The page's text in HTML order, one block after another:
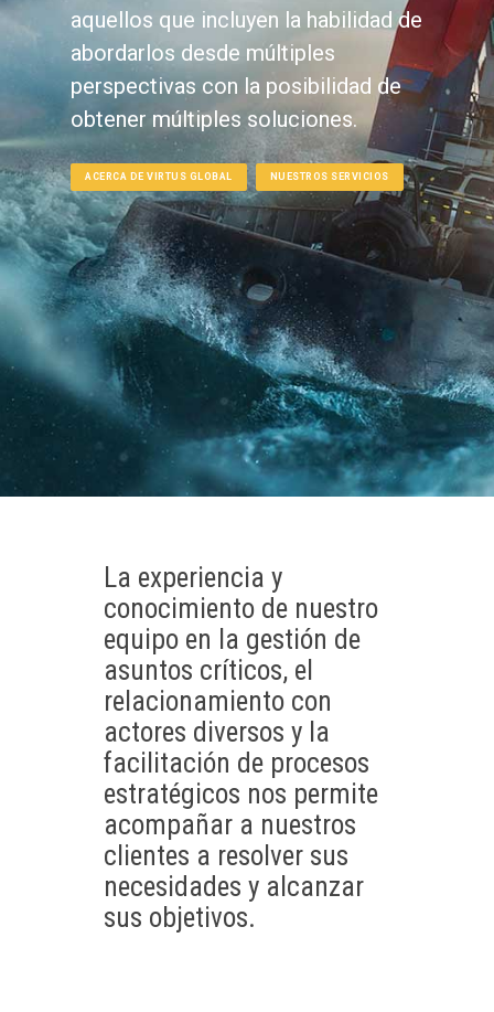
aquellos que incluyen la habilidad de
abordarlos desde múltiples
perspectivas con la posibilidad de
obtener múltiples soluciones.
ACERCA DE VIRTUS GLOBAL NUESTROS SERVICIOS
La experiencia y
conocimiento de nuestro
equipo en la gestión de
asuntos críticos, el
relacionamiento con
actores diversos y la
facilitación de procesos
estratégicos nos permite
acompañar a nuestros
clientes a resolver sus
necesidades y alcanzar
sus objetivos.